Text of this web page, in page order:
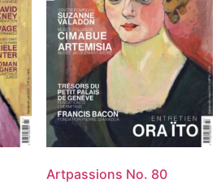
Artpassions No. 80